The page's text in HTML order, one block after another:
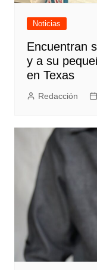
Noticias
Encuentran
y a su
en Texas
Redacción